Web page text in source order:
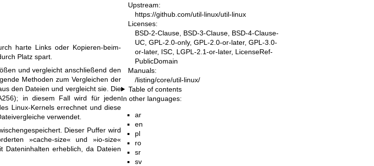
harte Links oder Kopieren-beim-
Platz spart.
und vergleicht anschließend den
Methoden zum Vergleichen der
den Dateien und vergleicht sie. Die
in diesem Fall wird für jeden
Linux-Kernels errechnet und diese
verwendet.
Dieser Puffer wird
»cache-size« und »io-size«
Dateninhalten erheblich, da Dateien
Upstream:
https://github.com/util-linux/util-linux
Licenses:
BSD-2-Clause, BSD-3-Clause, BSD-4-Clause-
UC, GPL-2.0-only, GPL-2.0-or-later, GPL-3.0-
or-later, ISC, LGPL-2.1-or-later, LicenseRef-
PublicDomain
Manuals:
/listing/core/util-linux/
Table of contents
In other languages:
ar
en
pl
ro
sr
sv